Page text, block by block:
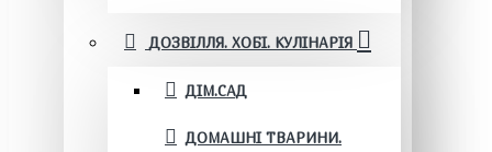
ДОЗВІЛЛЯ. ХОБІ. КУЛІНАРІЯ
ДІМ.САД
ДОМАШНІ ТВАРИНИ.